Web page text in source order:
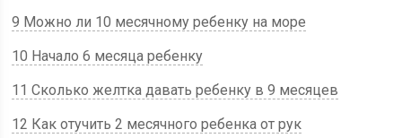
9 Можно ли 10 месячному ребенку на море
10 Начало 6 месяца ребенку
11 Сколько желтка давать ребенку в 9 месяцев
12 Как отучить 2 месячного ребенка от рук